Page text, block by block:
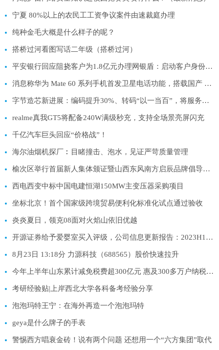
宁夏 80%以上的农民工工资争议案件由速裁庭办理
纯种金毛大概是什么样子的呢？
搭桥过河看图写话二年级（搭桥过河）
平安银行回应阻挠客户为1.8亿元办理网银盾：启动客户身份尽调期间收到司法冻结指令
消息称华为 Mate 60 系列手机首发卫星电话功能，搭载国产 PA 芯片
字节造芯新进展：编码提升30%、转码“以一当百”，将服务火山引擎
realme真我GT5将配备240W满级秒充，支持全场景亮屏闪充
千亿汽车巨头回应“价格战”！
海尔油烟机探厂︰目睹撞击、泡水，见证严苛质量管理
榆次区举行首届新人集体颁证暨山西东风南方启辰品牌倡导文明婚俗活动启动仪式
西电西变中标中国电建恒湖150MW主变压器采购项目
坐标北京！首个国家级跨境贸易便利化标准化试点通过验收
炎炎夏日，领克08面对火焰山依旧优越
开源证券给予爱婴室买入评级，公司信息更新报告：2023H1收入小幅下滑，精耕细作深化泛母婴业态
8月23日 13:18分 力源科技（688565）股价快速拉升
今年上半年山东累计减免税费超300亿元 惠及300多万户纳税人缴费人
考研经验贴|上岸西北大学各科备考经验分享
泡泡玛特王宁：在海外再造一个泡泡玛特
geya是什么牌子的手表
警惕西方唱衰金砖！说有两个问题 还想用一个“六方集团”取代